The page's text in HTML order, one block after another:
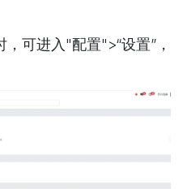
可进入"配置">“设置”，